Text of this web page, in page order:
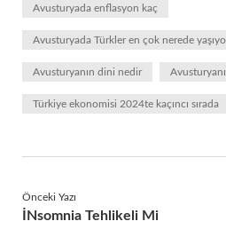
Avusturyada enflasyon kaç
Avusturyada Türkler en çok nerede
Avusturyanın dini nedir
Türkiye ekonomisi 2024te kaçıncı sırada
Önceki Yazı
İNsomnia Tehlikeli Mi